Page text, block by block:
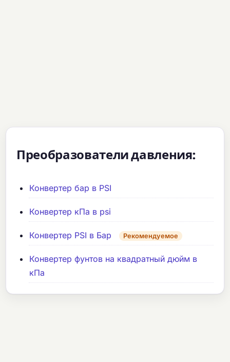
Преобразователи давления:
Конвертер бар в PSI
Конвертер кПа в psi
Конвертер PSI в Бар Рекомендуемое
Конвертер фунтов на квадратный дюйм в
кПа